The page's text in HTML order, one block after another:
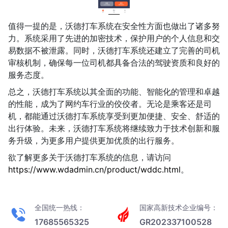
值得一提的是，沃德打车系统在安全性方面也做出了诸多努
力。系统采用了先进的加密技术，保护用户的个人信息和交
易数据不被泄露。同时，沃德打车系统还建立了完善的司机
审核机制，确保每一位司机都具备合法的驾驶资质和良好的
服务态度。
总之，沃德打车系统以其全面的功能、智能化的管理和卓越
的性能，成为了网约车行业的佼佼者。无论是乘客还是司
机，都能通过沃德打车系统享受到更加便捷、安全、舒适的
出行体验。未来，沃德打车系统将继续致力于技术创新和服
务升级，为更多用户提供更加优质的出行服务。
欲了解更多关于沃德打车系统的信息，请访问
https://www.wdadmin.cn/product/wddc.html。
全国统一热线：
17685565325
国家高新技术企业编号：
GR202337100528